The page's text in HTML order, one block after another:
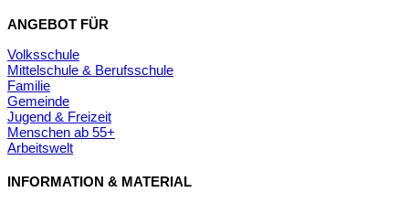
ANGEBOT FÜR
Volksschule
Mittelschule & Berufsschule
Familie
Gemeinde
Jugend & Freizeit
Menschen ab 55+
Arbeitswelt
INFORMATION & MATERIAL